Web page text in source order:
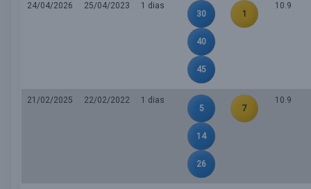
24/04/2026 25/04/2023
1 dias
30
40
45
1
10.9
21/02/2025 22/02/2022
1 dias
5
14
26
7
10.9